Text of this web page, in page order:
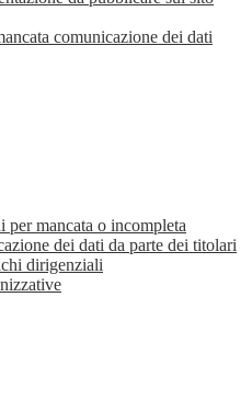
comunicazione dei dati
per mancata o incompleta
dei dati da parte dei titolari
dirigenziali